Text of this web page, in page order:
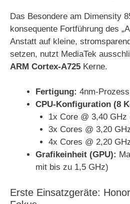
Das Besondere am Dimensity
konsequente Fortführung des
Anstatt auf kleine,
setzen, nutzt MediaTek
ARM Cortex-A725 Kerne.
Fertigung: 4nm-
CPU-Konfiguration (8
1x Core @ 3,40 GHz
3x Cores @ 3,20
4x Cores @ 2,20
Grafikeinheit (GPU):
mit bis zu 1,5 GHz)
Erste Einsatzgeräte: